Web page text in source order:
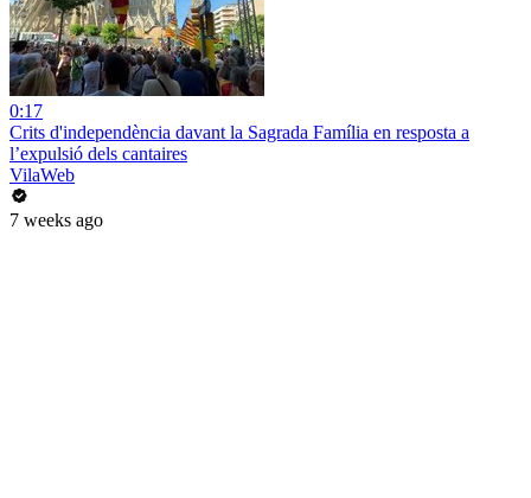
0:17
Crits d'independència davant la Sagrada Família en resposta a
l’expulsió dels cantaires
VilaWeb
7 weeks ago